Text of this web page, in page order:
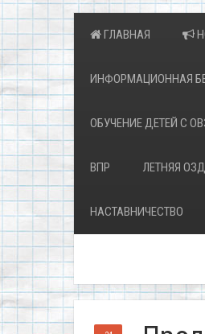
ГЛАВНАЯ
ИНФОРМАЦИОННАЯ
ОБУЧЕНИЕ ДЕТЕЙ С
ВПР ЛЕТНЯЯ
НАСТАВНИЧЕСТВО